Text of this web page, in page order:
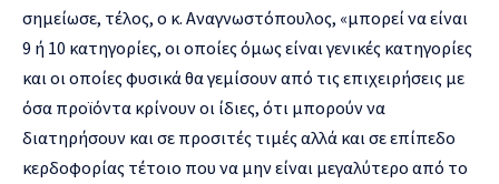
σημείωσε, τέλος, ο κ. Αναγνωστόπουλος, «μπορεί να είναι
9 ή 10 κατηγορίες, οι οποίες όμως είναι γενικές κατηγορίες
και οι οποίες φυσικά θα γεμίσουν από τις επιχειρήσεις με
όσα προϊόντα κρίνουν οι ίδιες, ότι μπορούν να
διατηρήσουν και σε προσιτές τιμές αλλά και σε επίπεδο
κερδοφορίας τέτοιο που να μην είναι μεγαλύτερο από το